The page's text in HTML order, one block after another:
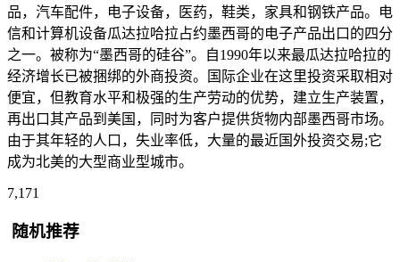
品，汽车配件，电子设备，医药，鞋类，家具和钢铁产品。电
信和计算机设备瓜达拉哈拉占约墨西哥的电子产品出口的四分
之一。被称为“墨西哥的硅谷”。自1990年以来最瓜达拉哈拉的
经济增长已被捆绑的外商投资。国际企业在这里投资采取相对
便宜，但教育水平和极强的生产劳动的优势，建立生产装置，
再出口其产品到美国，同时为客户提供货物内部墨西哥市场。
由于其年轻的人口，失业率低，大量的最近国外投资交易;它
成为北美的大型商业型城市。
7,171
随机推荐